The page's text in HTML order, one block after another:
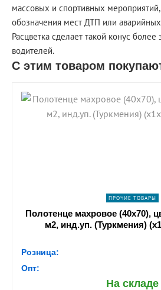
массовых и спортивных
обозначения мест ДТП или аварийных
Расцветка сделает такой конус
водителей.
С этим товаром
shopping_cart В
ПРОЧИЕ ТОВАРЫ
Полотенце махровое (40х70),
м2, инд.уп. (Туркмения)
Розница:
Опт:
На складе